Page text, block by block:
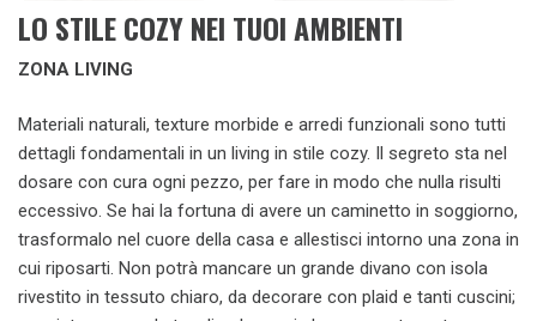
LO STILE COZY NEI TUOI AMBIENTI
ZONA LIVING
Materiali naturali, texture morbide e arredi funzionali sono tutti
dettagli fondamentali in un living in stile cozy. Il segreto sta nel
dosare con cura ogni pezzo, per fare in modo che nulla risulti
eccessivo. Se hai la fortuna di avere un caminetto in soggiorno,
trasformalo nel cuore della casa e allestisci intorno una zona in
cui riposarti. Non potrà mancare un grande divano con isola
rivestito in tessuto chiaro, da decorare con plaid e tanti cuscini;